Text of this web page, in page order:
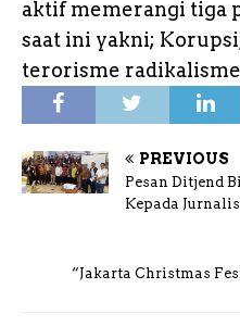
aktif memerangi tiga
saat ini yakni;
terorisme
PREVIOUS
Pesan Ditjend
Kepada
“Jakarta Christmas